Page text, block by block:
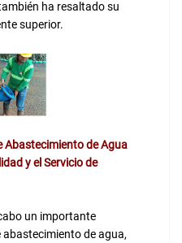
ha resaltado su
superior.
Abastecimiento de Agua
y el Servicio de
un importante
de agua,